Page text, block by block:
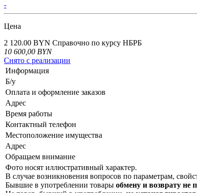
-
Цена
2 120.00 BYN Справочно по курсу НБРБ
10 600,00 BYN
Снято с реализации
Информация
Б/у
Оплата и оформление заказов
Адрес
Время работы
Контактный телефон
Местоположение имущества
Адрес
Обращаем внимание
Фото носят иллюстративный характер.
В случае возникновения вопросов по параметрам,
Бывшие в употреблении товары обмену и возврату не